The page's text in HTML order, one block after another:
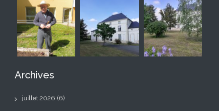
Archives
juillet 2026 (6)